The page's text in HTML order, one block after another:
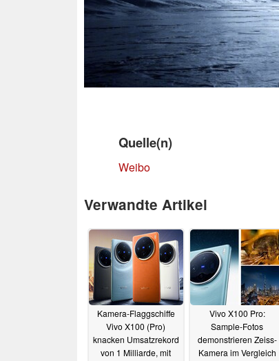
Quelle(n)
Weibo
Verwandte Artikel
Kamera-Flaggschiffe
Vivo X100 (Pro)
knacken Umsatzrekord
von 1 Milliarde, mit
Vivo X100 Pro:
Sample-Fotos
demonstrieren Zeiss-
Kamera im Vergleich